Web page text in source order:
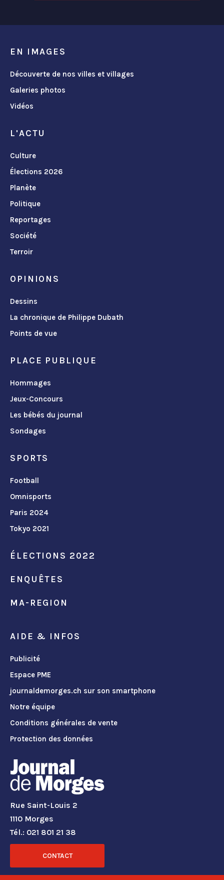
EN IMAGES
Découverte de nos villes et villages
Galeries photos
Vidéos
L'ACTU
Culture
Élections 2026
Planète
Politique
Reportages
Société
Terroir
OPINIONS
Dessins
La chronique de Philippe Dubath
Points de vue
PLACE PUBLIQUE
Hommages
Jeux-Concours
Les bébés du journal
Sondages
SPORTS
Football
Omnisports
Paris 2024
Tokyo 2021
ÉLECTIONS 2022
ENQUÊTES
MA-REGION
AIDE & INFOS
Publicité
Espace PME
journaldemorges.ch sur son smartphone
Notre équipe
Conditions générales de vente
Protection des données
Rue Saint-Louis 2
1110 Morges
Tél.: 021 801 21 38
CONTACT